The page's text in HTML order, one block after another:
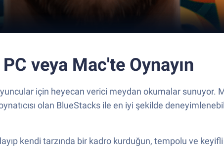
veya Mac'te Oynayın
için heyecan verici meydan okumalar sunuyor.
olan BlueStacks ile en iyi şekilde
kendi tarzında bir kadro kurduğun, tempolu ve